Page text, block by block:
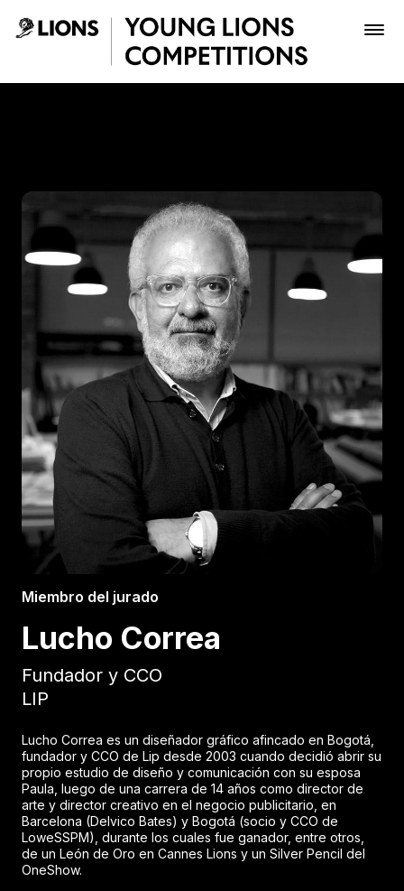
Saltar al contenido principal
Inscribir
Boletería
Miembro del jurado
Lucho Correa
Fundador y CCO
LIP
Lucho Correa es un diseñador gráfico afincado en Bogotá,
fundador y CCO de Lip desde 2003 cuando decidió abrir su
propio estudio de diseño y comunicación con su esposa
Paula, luego de una carrera de 14 años como director de
arte y director creativo en el negocio publicitario, en
Barcelona (Delvico Bates) y Bogotá (socio y CCO de
LoweSSPM), durante los cuales fue ganador, entre otros,
de un León de Oro en Cannes Lions y un Silver Pencil del
OneShow.